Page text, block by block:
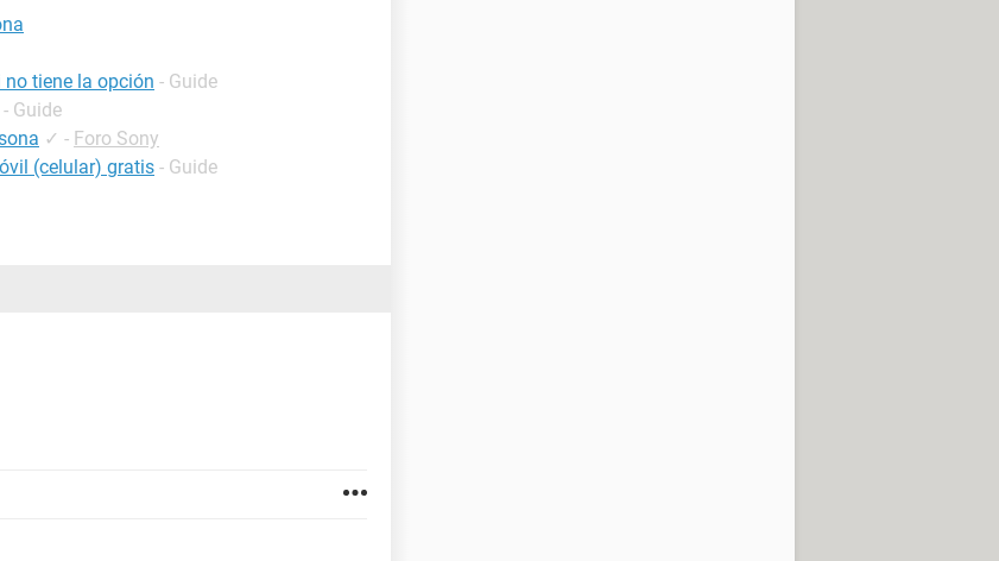
tiene la opción - Guide
- Guide
✓ - Foro Sony
(celular) gratis - Guide